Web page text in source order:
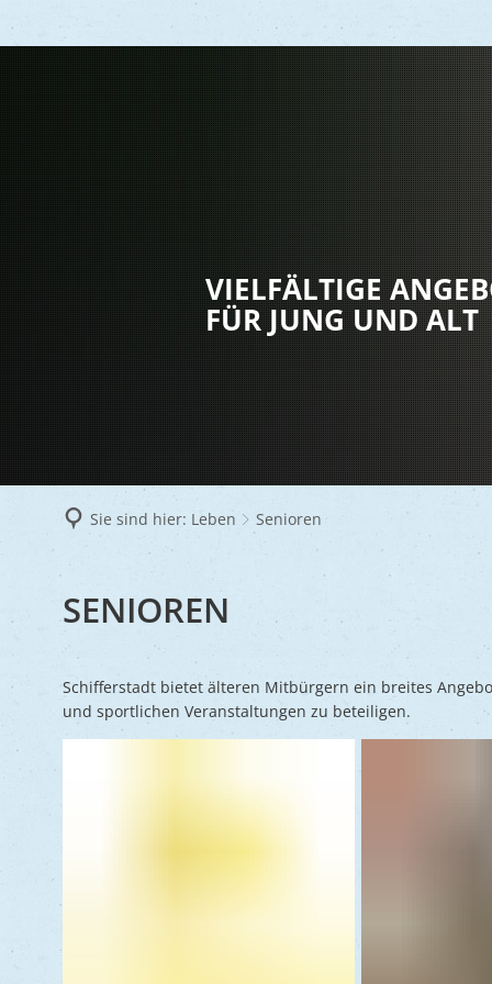
VIELFÄLTIGE
FÜR JUNG UND ALT
Sie sind hier: Leben Senioren
SENIOREN
SENIOREN
Schifferstadt bietet älteren Mitbürgern ein breites
und sportlichen Veranstaltungen zu beteiligen.